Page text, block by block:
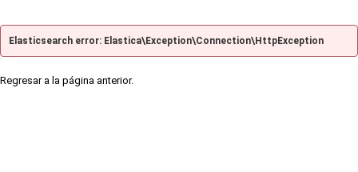
Elasticsearch error: Elastica\Exception\Connection\HttpException
Regresar a la página anterior.